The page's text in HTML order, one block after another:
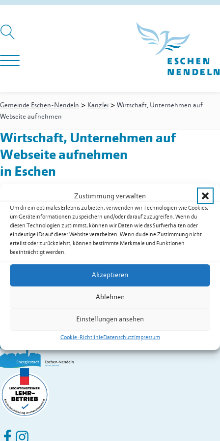
Zustimmung verwalten
Um dir ein optimales Erlebnis zu bieten, verwenden wir Technologien wie Cookies,
um Geräteinformationen zu speichern und/oder darauf zuzugreifen. Wenn du
diesen Technologien zustimmst, können wir Daten wie das Surfverhalten oder
eindeutige IDs auf dieser Website verarbeiten. Wenn du deine Zustimmung nicht
erteilst oder zurückziehst, können bestimmte Merkmale und Funktionen
beeinträchtigt werden.
Akzeptieren
Ablehnen
Einstellungen ansehen
Cookie-RichtlinieDatenschutzImpressum
Gemeinde Eschen-Nendeln > Kanzlei > Wirtschaft, Unternehmen auf
Webseite aufnehmen
Wirtschaft, Unternehmen auf
Webseite aufnehmen
in Eschen
Kanzlei-Empfangssekretariat
Empfangssekretariat
Festnetz+423 377 50 10
verwaltung@eschen.li
Gemeinde Eschen-Nendeln
St. Martins-Ring 2, 9492 Eschen